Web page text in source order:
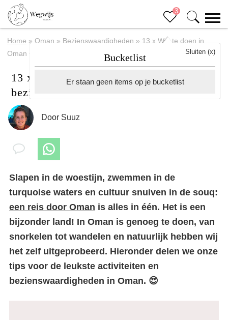
3
Bucketlist
Sluiten (x)
Er staan geen items op je bucketlist
Home » Oman » Bezienswaardigheden » 13 x Wat te doen in
Oman + leukste bezienswaardigheden
13 x Wat te doen in Oman + leukste
bezienswaardigheden
Door Suuz
Slapen in de woestijn, zwemmen in de
turquoise waters en cultuur snuiven in de souq:
een reis door Oman is alles in één. Het is een
bijzonder land! In Oman is genoeg te doen, van
snorkelen tot wandelen en natuurlijk hebben wij
het zelf uitgeprobeerd. Hieronder delen we onze
tips voor de leukste activiteiten en
bezienswaardigheden in Oman. 😍